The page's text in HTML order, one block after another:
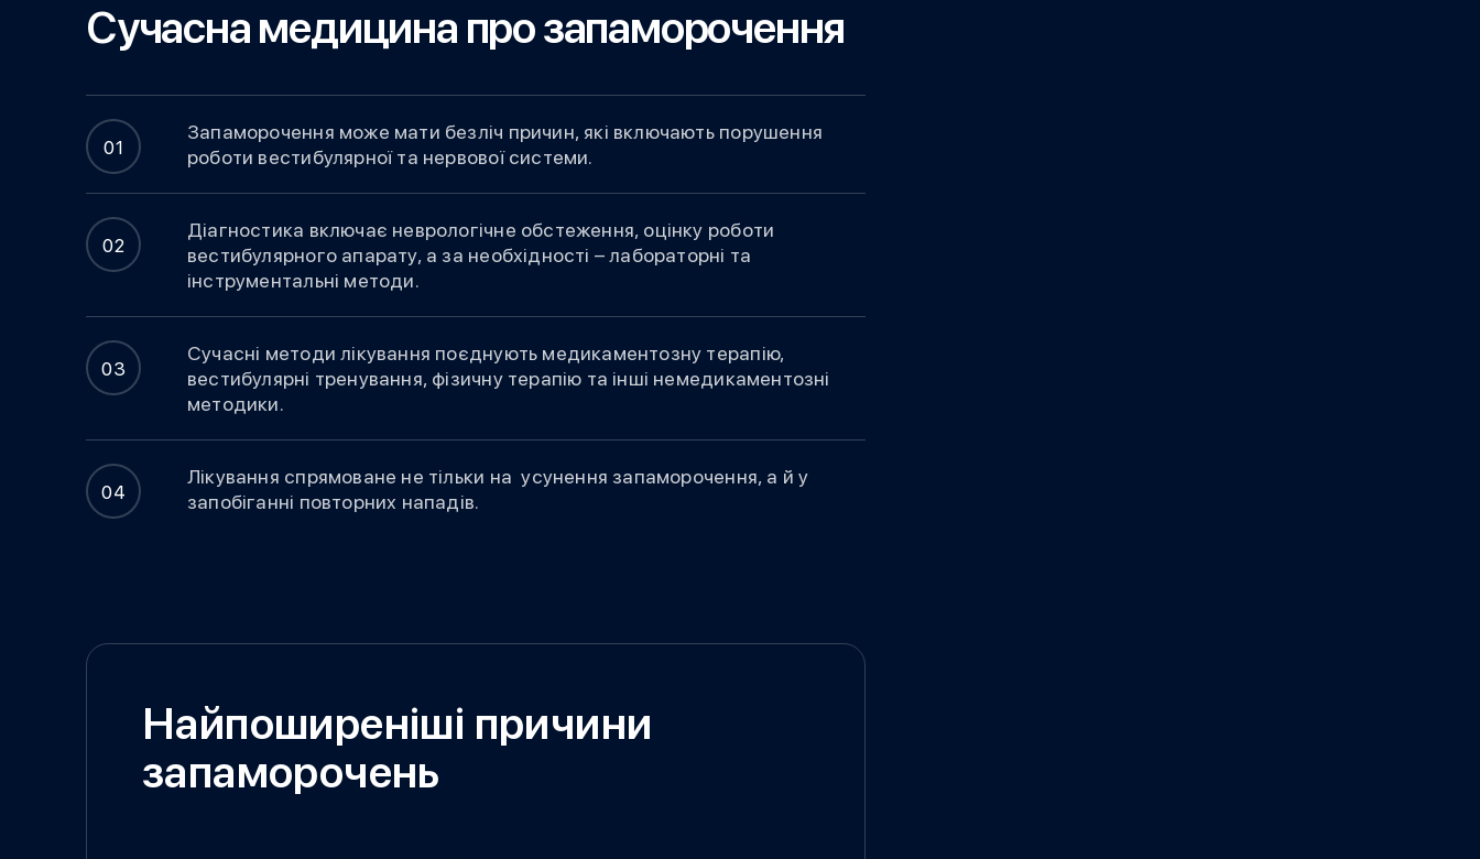
Сучасна медицина про запаморочення
Запаморочення може мати безліч причин, які включають порушення
роботи вестибулярної та нервової системи.
Діагностика включає неврологічне обстеження, оцінку роботи
вестибулярного апарату, а за необхідності – лабораторні та
інструментальні методи.
Сучасні методи лікування поєднують медикаментозну терапію,
вестибулярні тренування, фізичну терапію та інші немедикаментозні
методики.
Лікування спрямоване не тільки на усунення запаморочення, а й у
запобіганні повторних нападів.
Найпоширеніші причини
запаморочень